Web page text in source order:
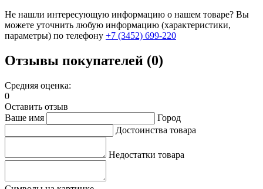
Не нашли интересующую информацию о нашем товаре? Вы
можете уточнить любую информацию (характеристики,
параметры) по телефону +7 (3452) 699-220
Отзывы покупателей (0)
Средняя оценка:
0
Оставить отзыв
Ваше имя
Город
Достоинства товара
Недостатки товара